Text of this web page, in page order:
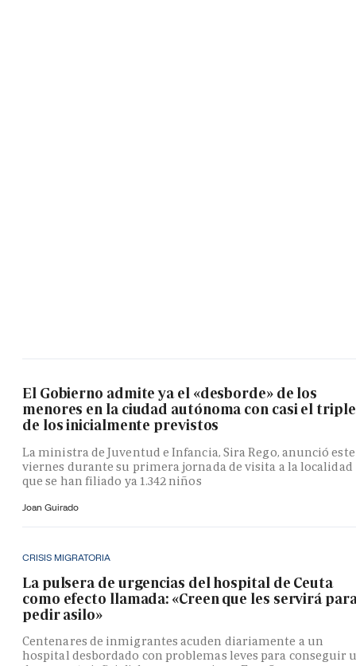
El Gobierno admite ya el «desborde» de los
menores en la ciudad autónoma con casi el triple
de los inicialmente previstos
La ministra de Juventud e Infancia, Sira Rego, anunció este
viernes durante su primera jornada de visita a la localidad
que se han filiado ya 1.342 niños
Joan Guirado
CRISIS MIGRATORIA
La pulsera de urgencias del hospital de Ceuta
como efecto llamada: «Creen que les servirá
pedir asilo»
Centenares de inmigrantes acuden diariamente a un
hospital desbordado con problemas leves para conseguir